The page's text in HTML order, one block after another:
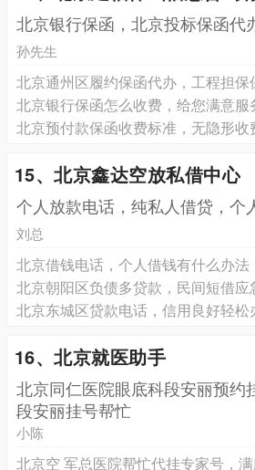
北京银行保函，北京投标保函代
孙先生
北京通州区履约保函代办，工程担保
北京银行保函怎么收费，给您满意服
北京预付款保函收费标准，无隐形收
15、北京鑫达空放私借中心
个人放款电话，纯私人借贷，个
刘总
北京借钱电话，个人借钱有什么办法
北京朝阳区负债多贷款，民间短借应
北京东城区贷款电话，信用良好轻松
16、北京就医助手
北京同仁医院眼底科段安丽预约
段安丽挂号帮忙
小陈